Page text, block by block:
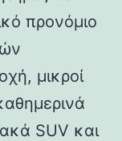
προνόμιο
μικροί
SUV και